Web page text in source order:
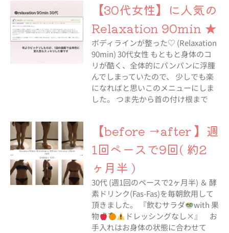
【30代女性】に人気の
Relaxation 90min ★
ボディラインが整った♡ (Relaxation
90min) 30代女性 もともと身体のコ
リが酷く、全体的にパンパンに浮腫
んでしまっていたので、 少しでも楽
になればと思いこのメニューにしま
した。 つま先から首の付け根まで
【before →after 】週
1回ペースで9回( 約2
ヶ月半 )
30代 (週1回のペースで2ヶ月半) ＆ 酵
素ドリンク(Fas-Fas)を毎朝飲用して
頂きました。 『飲むサラダ
with 果
物
ドレッシングなし×』 お
手入れはお身体の状態に合わせて